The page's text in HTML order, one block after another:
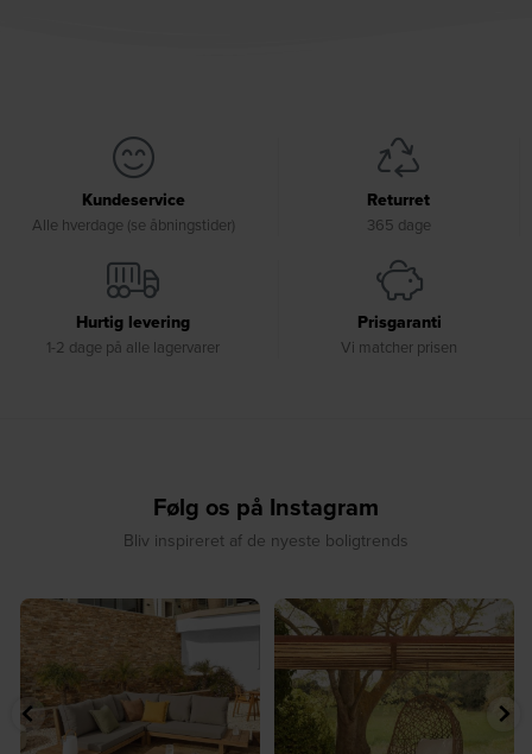
Kundeservice
Alle hverdage (se åbningstider)
Returret
365 dage
Hurtig levering
1-2 dage på alle lagervarer
Prisgaranti
Vi matcher prisen
Følg os på Instagram
Bliv inspireret af de nyeste boligtrends
☀️ Find dit yndlingssted denne
8 0
🤍 Rå materialer møder tidløst design⁠
...
9 0